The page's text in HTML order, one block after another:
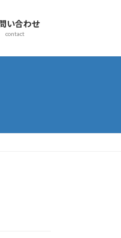
い合わせ
contact